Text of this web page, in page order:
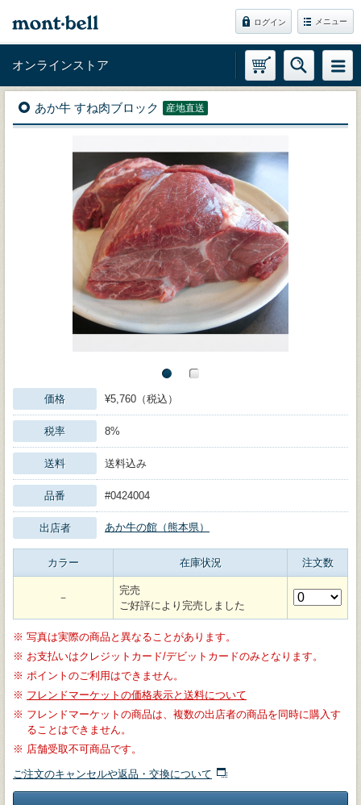
ログイン メニュー
オンラインストア
あか牛 すね肉ブロック 産地直送
価格 ¥5,760（税込）
税率 8%
送料 送料込み
品番 #0424004
出店者 あか牛の館（熊本県）
カラー 在庫状況 注文数
－
完売
ご好評により完売しました
※ 写真は実際の商品と異なることがあります。
※ お支払いはクレジットカード/デビットカードのみとなります。
※ ポイントのご利用はできません。
※ フレンドマーケットの価格表示と送料について
※ フレンドマーケットの商品は、複数の出店者の商品を同時に購入す
ることはできません。
※ 店舗受取不可商品です。
ご注文のキャンセルや返品・交換について